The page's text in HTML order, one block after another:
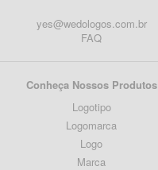
yes@wedologos.com.br
FAQ
Conheça Nossos Produtos
Logotipo
Logomarca
Logo
Marca